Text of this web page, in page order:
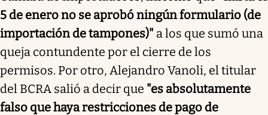
5 de enero no se aprobó ningún formulario (de
importación de tampones)" a los que sumó una
queja contundente por el cierre de los
permisos. Por otro, Alejandro Vanoli, el titular
del BCRA salió a decir que "es absolutamente
falso que haya restricciones de pago de